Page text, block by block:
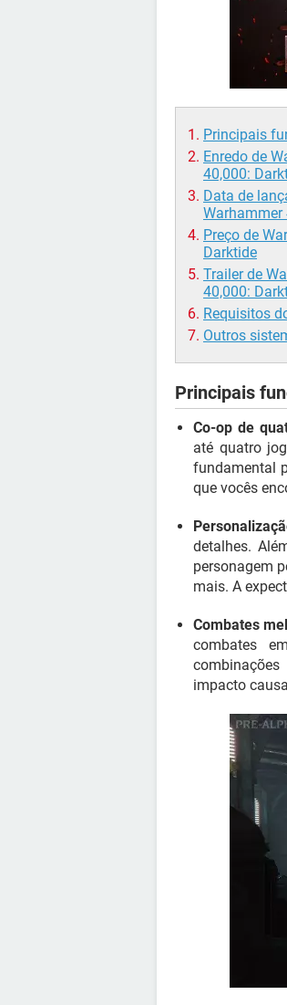
Principais
Enredo de
40,000:
Data de
Warhammer
Preço de
Darktide
Trailer de
40,000:
Requisitos
Outros
Principais
Co-op de
até quatro
fundamental
que vocês
detalhes.
personagem
mais. A
Combates
combates
impacto